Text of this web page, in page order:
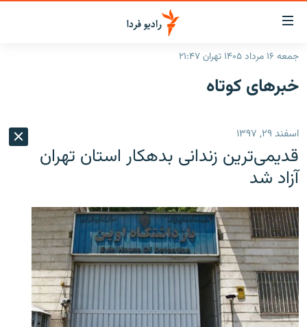
لینک‌های
قابلیت
دسترسی
بازگشت
اصلی
رفتن
به
صفحه
ایران
رادیو
انتخاب کنید و بشنوید
فرکانس‌ها
پادکست
گزارش‌های تصویری
گزارش‌های ویدئویی
زنان فردا
English
به ما بپیوندید
جمعه ۱۶ مرداد ۱۴۰۵ تهران ۲۱:۴۷
خبرهای کوتاه
اسفند ۲۹, ۱۳۹۷
قدیمی‌ترین زندانی بدهکار استان تهران
آزاد شد